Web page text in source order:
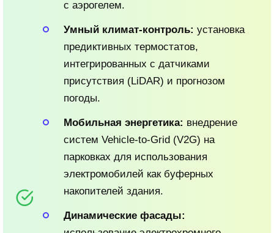
с аэрогелем.
Умный климат-контроль: установка
предиктивных термостатов,
интегрированных с датчиками
присутствия (LiDAR) и прогнозом
погоды.
Мобильная энергетика: внедрение
систем Vehicle-to-Grid (V2G) на
парковках для использования
электромобилей как буферных
накопителей здания.
Динамические фасады: